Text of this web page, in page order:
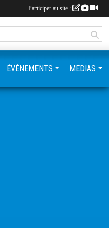
ÉVÉNEMENTS MEDIAS
Participer au site :